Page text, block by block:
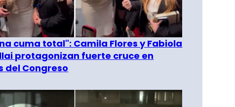
cuma total": Camila Flores y Fabiola
protagonizan fuerte cruce en
del Congreso